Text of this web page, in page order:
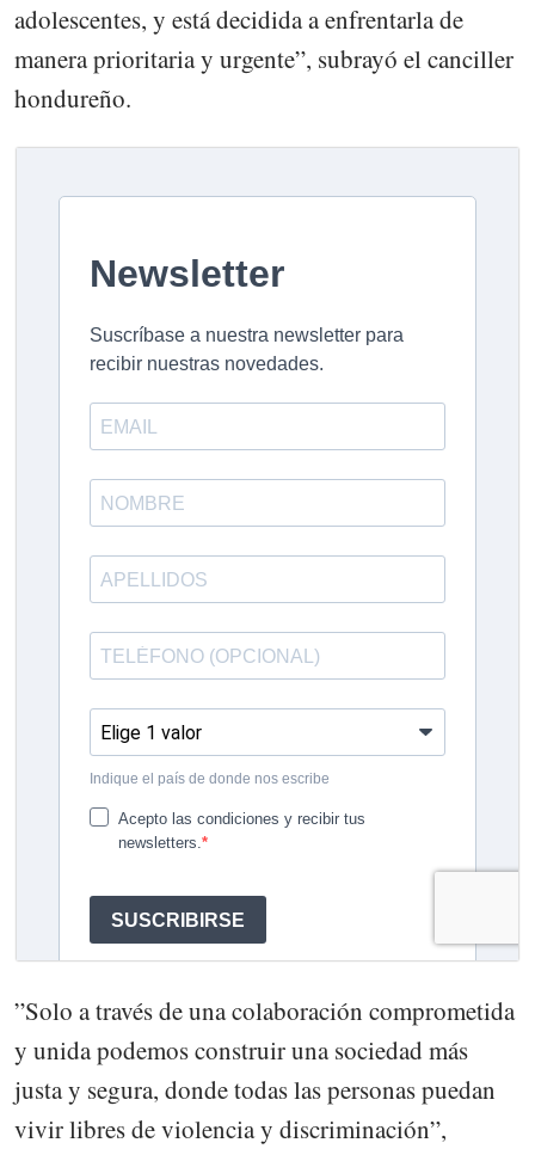
adolescentes, y está decidida a enfrentarla de
manera prioritaria y urgente”, subrayó el canciller
hondureño.
”Solo a través de una colaboración comprometida
y unida podemos construir una sociedad más
justa y segura, donde todas las personas puedan
vivir libres de violencia y discriminación”,